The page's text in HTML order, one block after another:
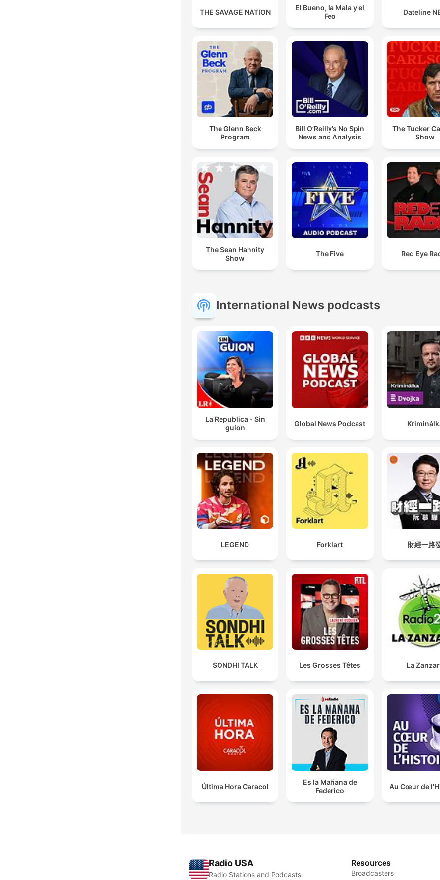
THE SAVAGE NATION
El Bueno, la Mala y el
Feo
Dateline
The Glenn Beck
Program
Bill O’Reilly’s No Spin
News and Analysis
The Tucker
Show
The Sean Hannity
Show
The Five Red Eye
International News podcasts
La Republica - Sin
guion
Global News Podcast
LEGEND Forklart 財經一路
SONDHI TALK Les Grosses Têtes La
Última Hora Caracol
Es la Mañana de
Federico
Au Cœur de
Radio USA
Radio Stations and Podcasts
Resources
Broadcasters